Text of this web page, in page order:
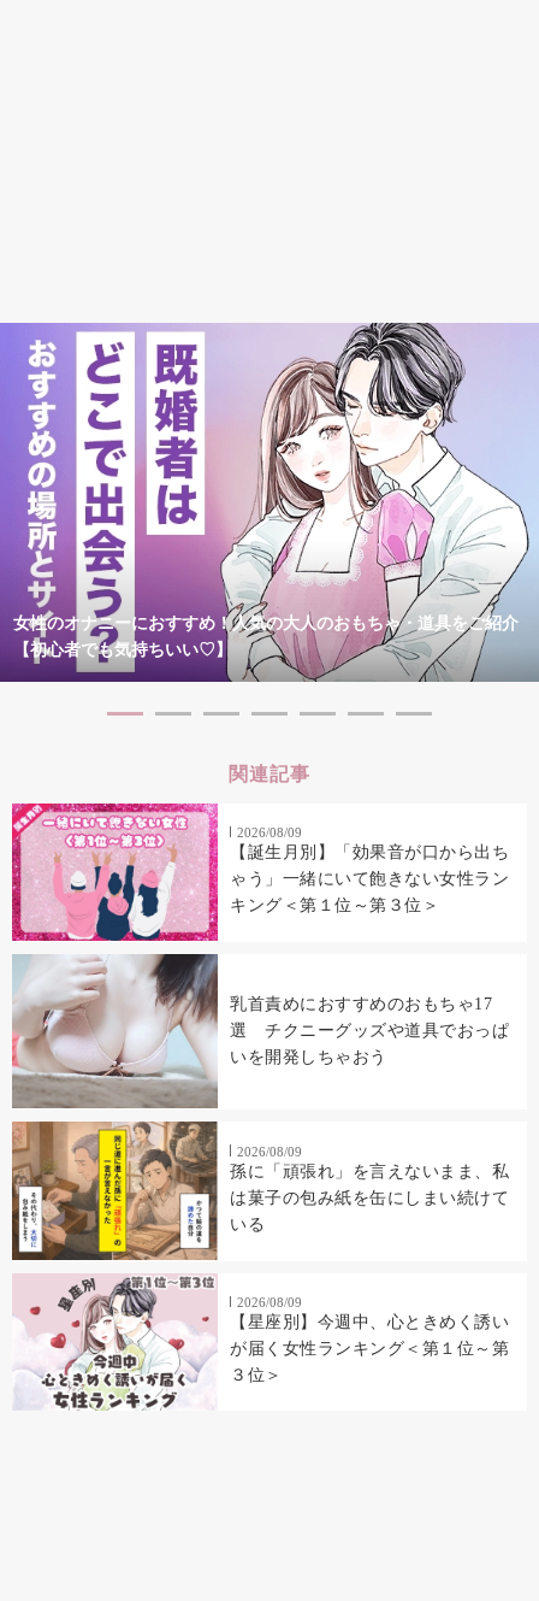
女性のオナニーにおすすめ！人気の大人のおもちゃ・道具をご紹介
【初心者でも気持ちいい♡】
関連記事
2026/08/09
【誕生月別】「効果音が口から出ち
ゃう」一緒にいて飽きない女性ラン
キング＜第１位～第３位＞
乳首責めにおすすめのおもちゃ17
選 チクニーグッズや道具でおっぱ
いを開発しちゃおう
2026/08/09
孫に「頑張れ」を言えないまま、私
は菓子の包み紙を缶にしまい続けて
いる
2026/08/09
【星座別】今週中、心ときめく誘い
が届く女性ランキング＜第１位～第
３位＞